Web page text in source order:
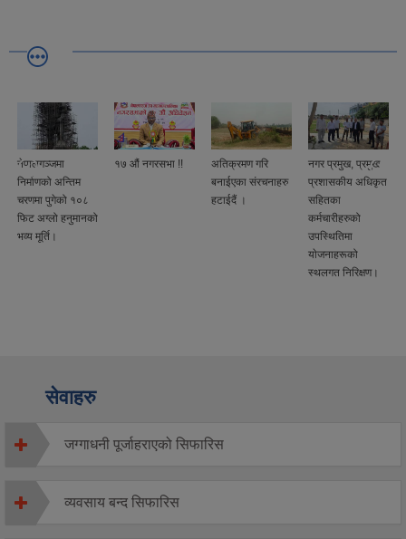
नेपालगञ्जमा
निर्माणको अन्तिम
चरणमा पुगेको १०८
फिट अग्लो हनुमानको
भव्य मूर्ति।
१७ औं नगरसभा !!
अतिक्रमण गरि
बनाईएका संरचनाहरु
हटाईदैं ।
नगर प्रमुख, प्रमुख
प्रशासकीय अधिकृत
सहितका
कर्मचारीहरुको
उपस्थितिमा
याेजनाहरूको
स्थलगत निरिक्षण।
सेवाहरु
जग्गाधनी पूर्जाहराएको सिफारिस
व्यवसाय बन्द सिफारिस